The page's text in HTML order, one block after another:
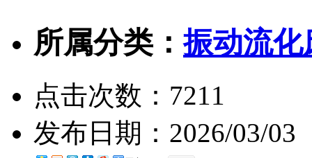
所属分类：振动流化
点击次数： 7211
发布日期： 2026/03/03